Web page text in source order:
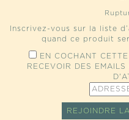
Inscrivez-vous sur la liste
quand ce produit
EN COCHANT
RECEVOIR DES
ENTREZ
VOTRE
ADRESSE
REJOINDRE